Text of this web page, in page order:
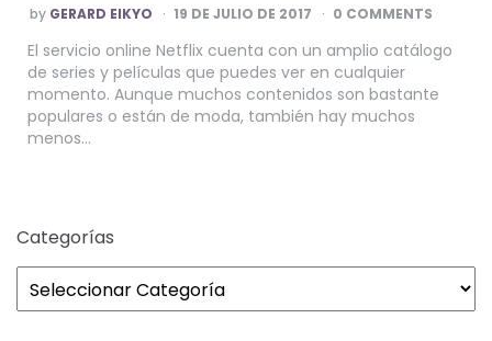
POSTED
BY
by GERARD EIKYO 19 DE JULIO DE 2017 0 COMMENTS
El servicio online Netflix cuenta con un amplio catálogo
de series y películas que puedes ver en cualquier
momento. Aunque muchos contenidos son bastante
populares o están de moda, también hay muchos
menos…
Categorías